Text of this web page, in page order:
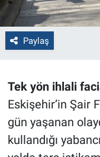
Paylaş
Tek yön ihlali
Eskişehir’in Şair
gün yaşanan
kullandığı
Çevre
Magazin
Bilim ve